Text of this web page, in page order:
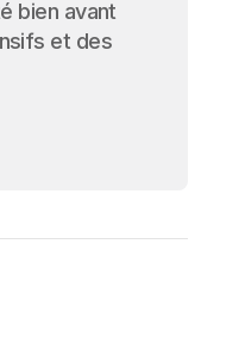
bien avant
et des